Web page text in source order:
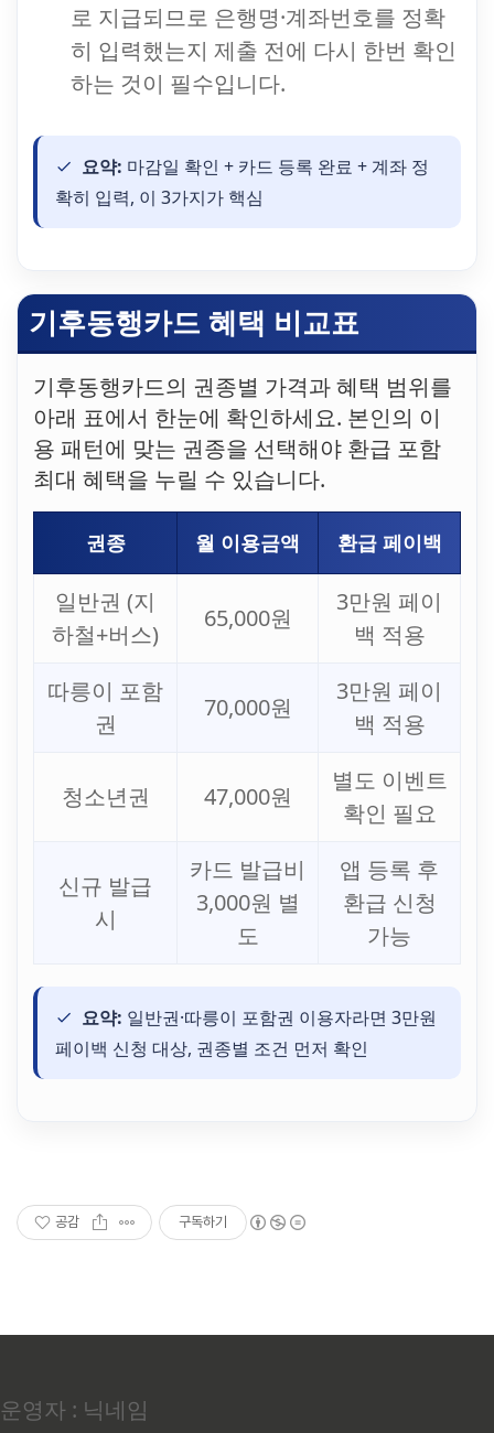
로 지급되므로 은행명·계좌번호를 정확
히 입력했는지 제출 전에 다시 한번 확인
하는 것이 필수입니다.
요약: 마감일 확인 + 카드 등록 완료 + 계좌 정
확히 입력, 이 3가지가 핵심
기후동행카드 혜택 비교표
기후동행카드의 권종별 가격과 혜택 범위를
아래 표에서 한눈에 확인하세요. 본인의 이
용 패턴에 맞는 권종을 선택해야 환급 포함
최대 혜택을 누릴 수 있습니다.
권종 월 이용금액 환급 페이백
일반권 (지
하철+버스)
65,000원
3만원 페이
백 적용
따릉이 포함
권
70,000원
3만원 페이
백 적용
청소년권 47,000원
별도 이벤트
확인 필요
신규 발급
시
카드 발급비
3,000원 별
도
앱 등록 후
환급 신청
가능
요약: 일반권·따릉이 포함권 이용자라면 3만원
페이백 신청 대상, 권종별 조건 먼저 확인
공감 구독하기
운영자 : 닉네임